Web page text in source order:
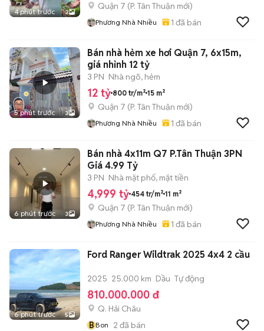
4 phút trước 3
Quận 7 (P. Tân Thuận mới)
Phương Nhà Nhiều 1 đã bán
5 phút trước 3
Bán nhà hẻm xe hơi Quận 7, 6x15m,
giá nhỉnh 12 tỷ
3 PN Nhà ngõ, hẻm
12 tỷ 800 tr/m² 15 m²
Quận 7 (P. Tân Thuận mới)
Phương Nhà Nhiều 1 đã bán
6 phút trước 3
Bán nhà 4x11m Q7 P.Tân Thuận 3PN
Giá 4.99 Tỷ
3 PN Nhà mặt phố, mặt tiền
4,999 tỷ 454 tr/m² 11 m²
Quận 7 (P. Tân Thuận mới)
Phương Nhà Nhiều 1 đã bán
6 phút trước 5
Ford Ranger Wildtrak 2025 4x4 2 cầu
2025 25.000 km Dầu Tự động
810.000.000 đ
Q. Hải Châu
BBon 2 đã bán